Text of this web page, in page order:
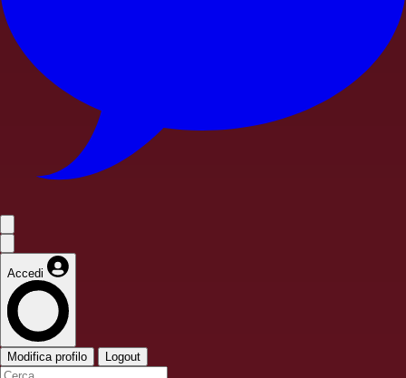
Accedi
Modifica profilo Logout